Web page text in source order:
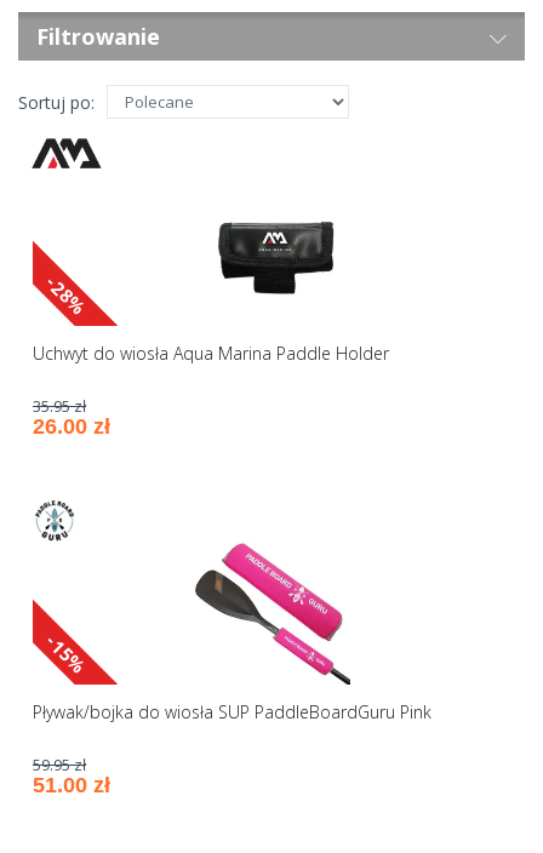
Filtrowanie
Sortuj po:
-28%
Uchwyt do wiosła Aqua Marina Paddle Holder
35.95 zł
26.00 zł
-15%
Pływak/bojka do wiosła SUP PaddleBoardGuru Pink
59.95 zł
51.00 zł